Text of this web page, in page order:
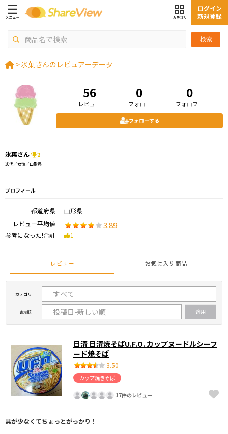
検索
ログイン
新規登録
>氷菓さんのレビュアーデータ
56
レビュー
0
フォロー
0
フォロワー
フォローする
氷菓さん 2
30代／女性／山形県
プロフィール
都道府県
山形県
レビュー平均値
3.89
参考になった!合計 1
レビュー お気に入り商品
カテゴリー
表示順
日清 日清焼そばU.F.O. カップヌードルシーフ
ード焼そば
3.50
カップ焼きそば
17件のレビュー
具が少なくてちょっとがっかり！